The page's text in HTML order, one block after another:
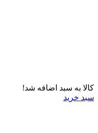
کالا به سبد اضافه شد!
سبد خرید